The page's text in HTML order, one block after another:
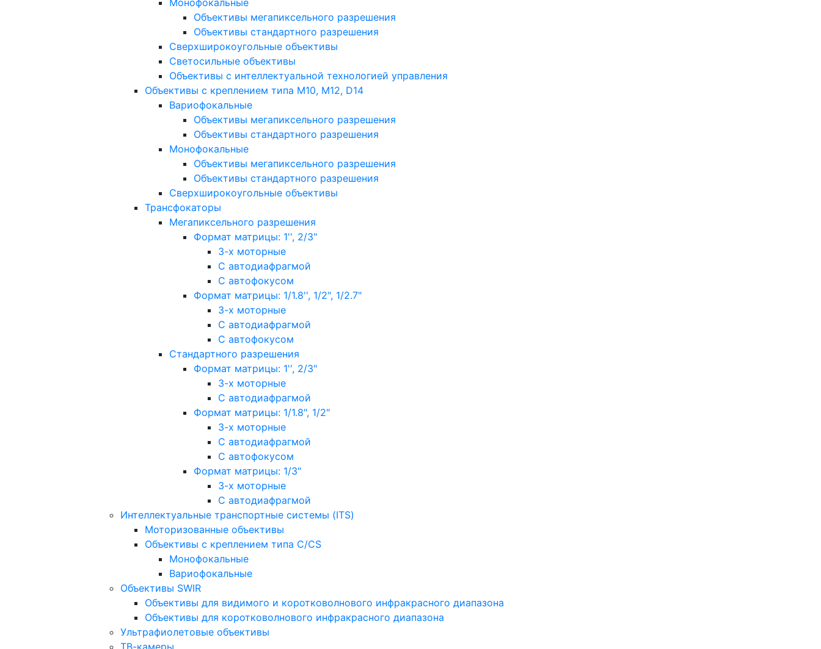
Монофокальные
Объективы мегапиксельного разрешения
Объективы стандартного разрешения
Сверхширокоугольные объективы
Светосильные объективы
Объективы с интеллектуальной технологией управления
Объективы с креплением типа M10, M12, D14
Вариофокальные
Объективы мегапиксельного разрешения
Объективы стандартного разрешения
Монофокальные
Объективы мегапиксельного разрешения
Объективы стандартного разрешения
Сверхширокоугольные объективы
Трансфокаторы
Мегапиксельного разрешения
Формат матрицы: 1'', 2/3"
3-х моторные
С автодиафрагмой
С автофокусом
Формат матрицы: 1/1.8'', 1/2", 1/2.7"
3-х моторные
С автодиафрагмой
С автофокусом
Стандартного разрешения
Формат матрицы: 1'', 2/3"
3-х моторные
С автодиафрагмой
Формат матрицы: 1/1.8", 1/2"
3-х моторные
С автодиафрагмой
С автофокусом
Формат матрицы: 1/3"
3-х моторные
С автодиафрагмой
Интеллектуальные транспортные системы (ITS)
Моторизованные объективы
Объективы с креплением типа C/CS
Монофокальные
Вариофокальные
Объективы SWIR
Объективы для видимого и коротковолнового инфракрасного диапазона
Объективы для коротковолнового инфракрасного диапазона
Ультрафиолетовые объективы
ТВ-камеры